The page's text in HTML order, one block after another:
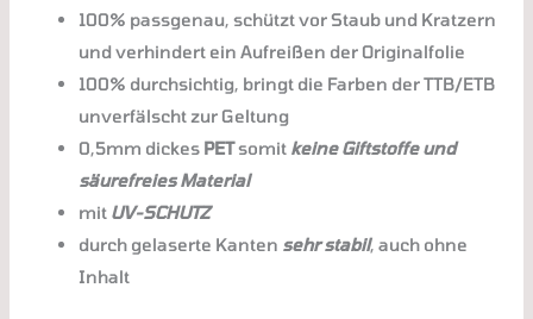
100% passgenau, schützt vor Staub und Kratzern
und verhindert ein Aufreißen der Originalfolie
100% durchsichtig, bringt die Farben der TTB/ETB
unverfälscht zur Geltung
0,5mm dickes PETsomit keine Giftstoffe und
säurefreies Material
mit UV-SCHUTZ
durch gelaserte Kanten sehr stabil, auch ohne
Inhalt